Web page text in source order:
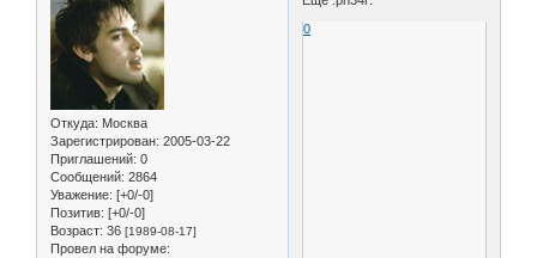
Откуда: Москва
Зарегистрирован: 2005-03-22
Приглашений: 0
Сообщений: 2864
Уважение: [+0/-0]
Позитив: [+0/-0]
Возраст: 36 [1989-08-17]
Провел на форуме:
0